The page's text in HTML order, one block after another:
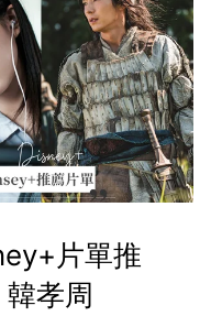
片單推
孝周